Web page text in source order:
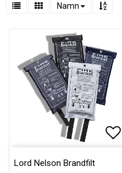
Namn
Lord Nelson Brandfilt